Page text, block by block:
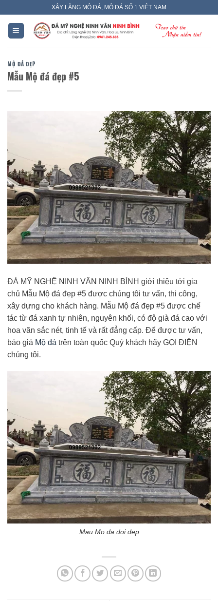
content
XÂY LĂNG MỘ ĐÁ, MỘ ĐÁ SỐ 1 VIỆT NAM
MỘ ĐÁ ĐẸP
Mẫu Mộ đá đẹp #5
ĐÁ MỸ NGHỆ NINH VÂN NINH BÌNH giới thiệu tới gia
chủ Mẫu Mộ đá đẹp #5 được chúng tôi tư vấn, thi công,
xây dựng cho khách hàng. Mẫu Mộ đá đẹp #5 được chế
tác từ đá xanh tự nhiên, nguyên khối, có độ già đá cao với
hoa văn sắc nét, tinh tế và rất đẳng cấp. Để được tư vấn,
báo giá Mộ đá trên toàn quốc Quý khách hãy GỌI ĐIỆN
chúng tôi.
Mau Mo da doi dep